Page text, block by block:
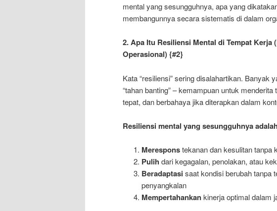
mental yang sesungguhnya, apa yang
membangunnya secara sistematis di dalam
2. Apa Itu Resiliensi Mental di Tempat Kerja
Operasional){#2}
Kata “resiliensi” sering disalahartikan. Banyak
“tahan banting” – kemampuan untuk
tepat, dan berbahaya jika diterapkan dalam
Resiliensi mental yang sesungguhnya
Meresponstekanan dan kesulitan tanpa
Pulih dari kegagalan, penolakan, atau
Beradaptasisaat kondisi berubah tanpa
penyangkalan
Mempertahankankinerja optimal dalam